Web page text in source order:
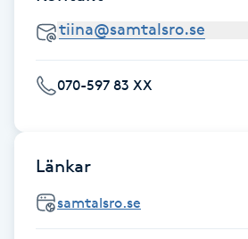
Gua Sha-massage
Headspa
Healing
070-597 83 XX
Länkar
samtalsro.se